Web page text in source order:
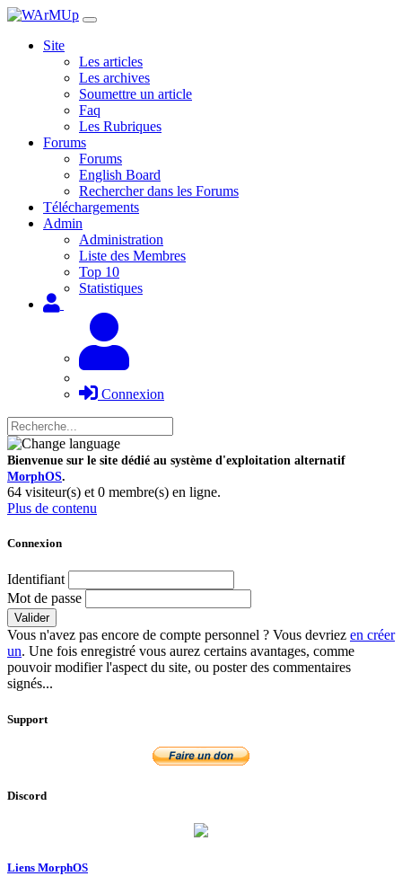
Site
Les articles
Les archives
Soumettre un article
Faq
Les Rubriques
Forums
Forums
English Board
Rechercher dans les Forums
Téléchargements
Admin
Administration
Liste des Membres
Top 10
Statistiques
Connexion
Bienvenue sur le site dédié au système d'exploitation alternatif
MorphOS.
64 visiteur(s) et 0 membre(s) en ligne.
Plus de contenu
Connexion
Identifiant
Mot de passe
Valider
Vous n'avez pas encore de compte personnel ? Vous devriez en créer
un. Une fois enregistré vous aurez certains avantages, comme
pouvoir modifier l'aspect du site, ou poster des commentaires
signés...
Support
Discord
Liens MorphOS